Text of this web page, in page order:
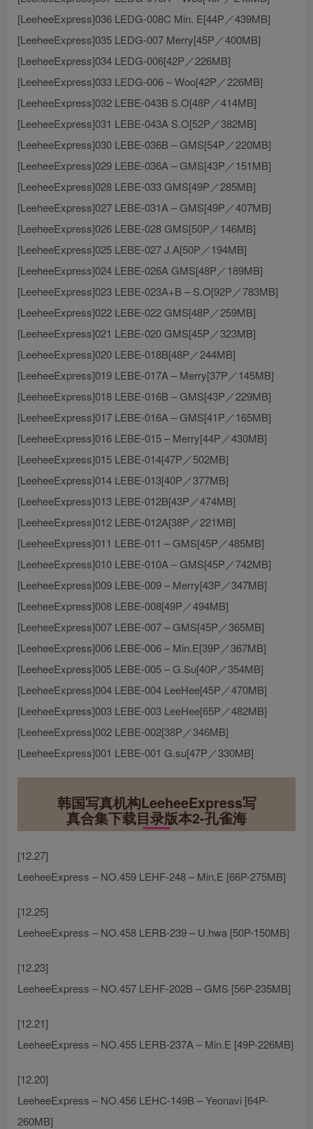
[LeeheeExpress]036 LEDG-008C Min. E[44P／439MB]
[LeeheeExpress]035 LEDG-007 Merry[45P／400MB]
[LeeheeExpress]034 LEDG-006[42P／226MB]
[LeeheeExpress]033 LEDG-006 – Woo[42P／226MB]
[LeeheeExpress]032 LEBE-043B S.O[48P／414MB]
[LeeheeExpress]031 LEBE-043A S.O[52P／382MB]
[LeeheeExpress]030 LEBE-036B – GMS[54P／220MB]
[LeeheeExpress]029 LEBE-036A – GMS[43P／151MB]
[LeeheeExpress]028 LEBE-033 GMS[49P／285MB]
[LeeheeExpress]027 LEBE-031A – GMS[49P／407MB]
[LeeheeExpress]026 LEBE-028 GMS[50P／146MB]
[LeeheeExpress]025 LEBE-027 J.A[50P／194MB]
[LeeheeExpress]024 LEBE-026A GMS[48P／189MB]
[LeeheeExpress]023 LEBE-023A+B – S.O[92P／783MB]
[LeeheeExpress]022 LEBE-022 GMS[48P／259MB]
[LeeheeExpress]021 LEBE-020 GMS[45P／323MB]
[LeeheeExpress]020 LEBE-018B[48P／244MB]
[LeeheeExpress]019 LEBE-017A – Merry[37P／145MB]
[LeeheeExpress]018 LEBE-016B – GMS[43P／229MB]
[LeeheeExpress]017 LEBE-016A – GMS[41P／165MB]
[LeeheeExpress]016 LEBE-015 – Merry[44P／430MB]
[LeeheeExpress]015 LEBE-014[47P／502MB]
[LeeheeExpress]014 LEBE-013[40P／377MB]
[LeeheeExpress]013 LEBE-012B[43P／474MB]
[LeeheeExpress]012 LEBE-012A[38P／221MB]
[LeeheeExpress]011 LEBE-011 – GMS[45P／485MB]
[LeeheeExpress]010 LEBE-010A – GMS[45P／742MB]
[LeeheeExpress]009 LEBE-009 – Merry[43P／347MB]
[LeeheeExpress]008 LEBE-008[49P／494MB]
[LeeheeExpress]007 LEBE-007 – GMS[45P／365MB]
[LeeheeExpress]006 LEBE-006 – Min.E[39P／367MB]
[LeeheeExpress]005 LEBE-005 – G.Su[40P／354MB]
[LeeheeExpress]004 LEBE-004 LeeHee[45P／470MB]
[LeeheeExpress]003 LEBE-003 LeeHee[65P／482MB]
[LeeheeExpress]002 LEBE-002[38P／346MB]
[LeeheeExpress]001 LEBE-001 G.su[47P／330MB]
韩国写真机构LeeheeExpress写
真合集下载目录版本2-孔雀海
[12.27]
LeeheeExpress – NO.459 LEHF-248 – Min.E [66P-275MB]
[12.25]
LeeheeExpress – NO.458 LERB-239 – U.hwa [50P-150MB]
[12.23]
LeeheeExpress – NO.457 LEHF-202B – GMS [56P-235MB]
[12.21]
LeeheeExpress – NO.455 LERB-237A – Min.E [49P-226MB]
[12.20]
LeeheeExpress – NO.456 LEHC-149B – Yeonavi [64P-
260MB]